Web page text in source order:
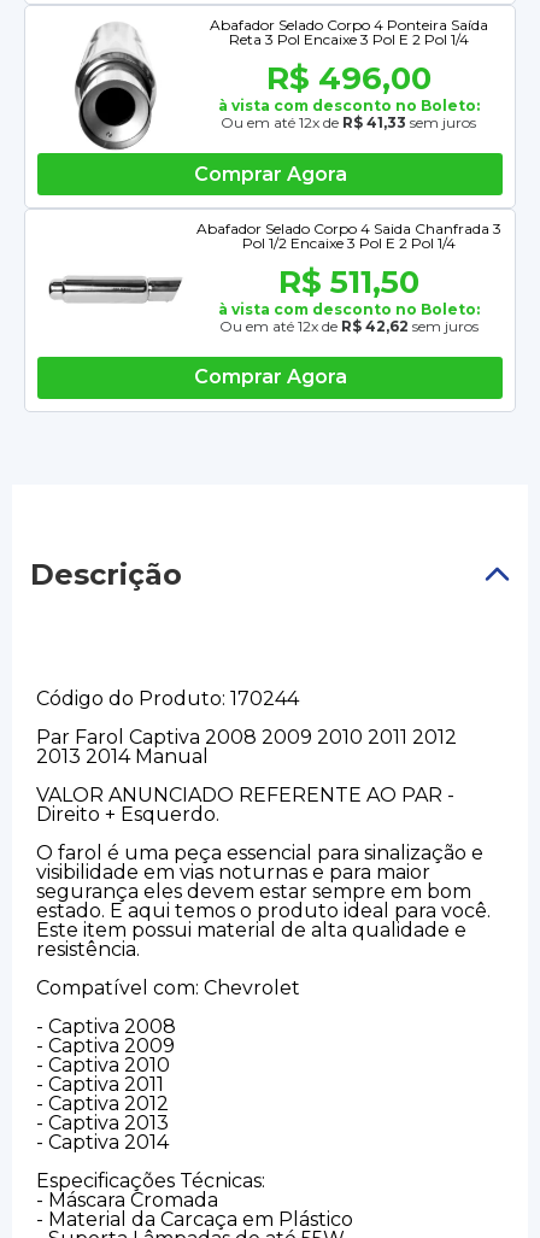
Abafador Selado Corpo 4 Ponteira Saída
Reta 3 Pol Encaixe 3 Pol E 2 Pol 1/4
R$ 496,00
à vista com desconto no Boleto:
Ou em até 12x de R$ 41,33 sem juros
Comprar Agora
Abafador Selado Corpo 4 Saida Chanfrada 3
Pol 1/2 Encaixe 3 Pol E 2 Pol 1/4
R$ 511,50
à vista com desconto no Boleto:
Ou em até 12x de R$ 42,62 sem juros
Comprar Agora
Descrição
Código do Produto: 170244
Par Farol Captiva 2008 2009 2010 2011 2012
2013 2014 Manual
VALOR ANUNCIADO REFERENTE AO PAR -
Direito + Esquerdo.
O farol é uma peça essencial para sinalização e
visibilidade em vias noturnas e para maior
segurança eles devem estar sempre em bom
estado. E aqui temos o produto ideal para você.
Este item possui material de alta qualidade e
resistência.
Compatível com: Chevrolet
- Captiva 2008
- Captiva 2009
- Captiva 2010
- Captiva 2011
- Captiva 2012
- Captiva 2013
- Captiva 2014
Especificações Técnicas:
- Máscara Cromada
- Material da Carcaça em Plástico